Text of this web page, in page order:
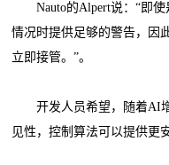
Nauto的Alpert说：“即使
情况时提供足够的警告，因
立即接管。”。
开发人员希望，随着AI增
见性，控制算法可以提供更